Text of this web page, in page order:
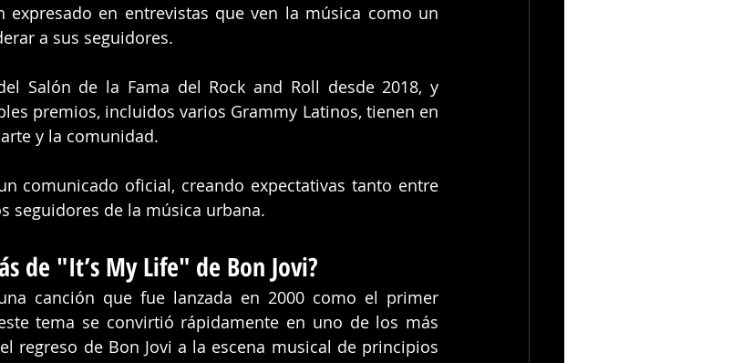
en entrevistas que ven la música como un
a sus seguidores.
Salón de la Fama del Rock and Roll desde 2018, y
premios, incluidos varios Grammy Latinos, tienen en
y la comunidad.
comunicado oficial, creando expectativas tanto entre
seguidores de la música urbana.
de "It’s My Life" de Bon Jovi?
canción que fue lanzada en 2000 como el primer
regreso de Bon Jovi a la escena musical de principios